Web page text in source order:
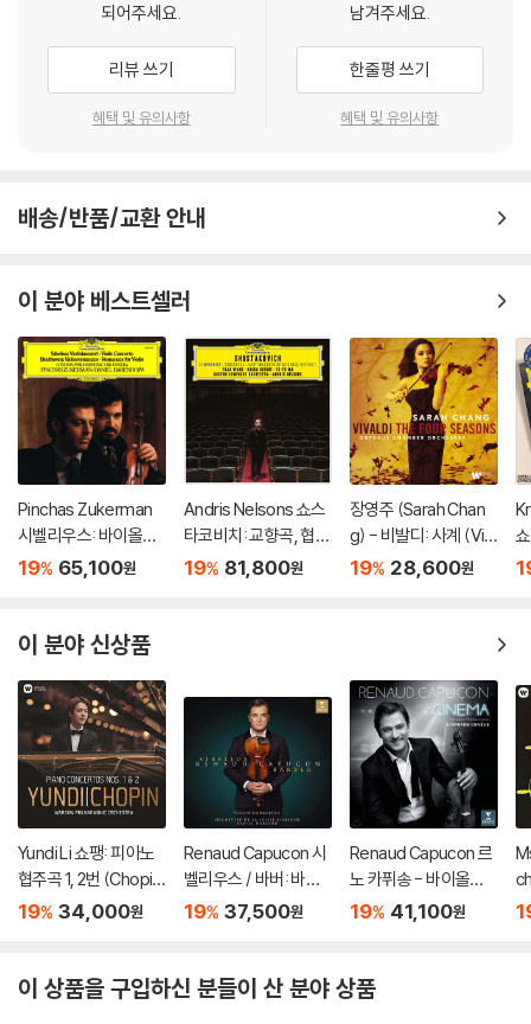
되어주세요.
리뷰 쓰기
혜택 및 유의사항
남겨주세요.
한줄평 쓰기
혜택 및 유의사항
배송/반품/교환 안내
이 분야 베스트셀러
Pinchas Zukerman
시벨리우스: 바이올린
협주곡 / 베토벤: 로망
n: Romances For) [L
19% 65,100원
Andris Nelsons 쇼스
타코비치: 교향곡, 협주
곡 (Shostakovich: S
19% 81,800원
장영주 (Sarah Chan
g) - 비발디: 사계 (Viv
aldi: The Four Seaso
19% 28,600원
2
이 분야 신상품
Yundi Li 쇼팽: 피아노
협주곡 1, 2번 (Chopin:
Piano Concertos O
19% 34,000원
Renaud Capucon 시
벨리우스 / 바버: 바이
올린 협주곡 (Sibelius
d]
19% 37,500원
Renaud Capucon 르
노 카퓌송 - 바이올린
으로 연주한 영화음악
19% 41,100원
이 상품을 구입하신 분들이 산 분야 상품